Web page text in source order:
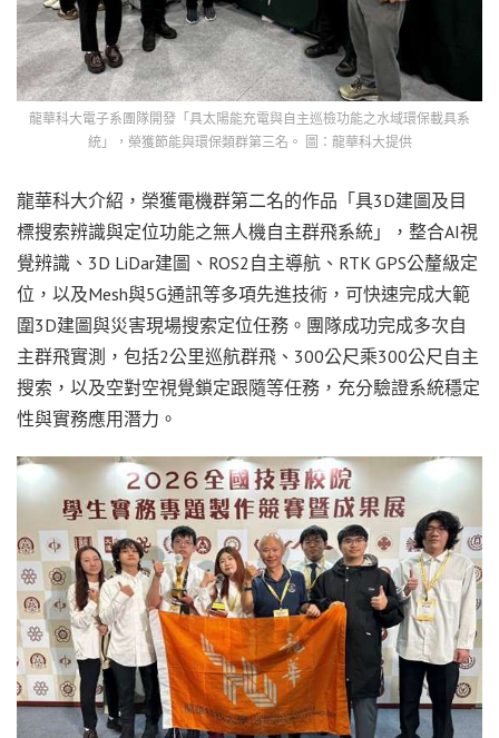
龍華科大電子系團隊開發「具太陽能充電與自主巡檢功能之水域環保載具系
統」，榮獲節能與環保類群第三名。 圖：龍華科大提供
龍華科大介紹，榮獲電機群第二名的作品「具3D建圖及目
標搜索辨識與定位功能之無人機自主群飛系統」，整合AI視
覺辨識、3D LiDar建圖、ROS2自主導航、RTK GPS公釐級定
位，以及Mesh與5G通訊等多項先進技術，可快速完成大範
圍3D建圖與災害現場搜索定位任務。團隊成功完成多次自
主群飛實測，包括2公里巡航群飛、300公尺乘300公尺自主
搜索，以及空對空視覺鎖定跟隨等任務，充分驗證系統穩定
性與實務應用潛力。